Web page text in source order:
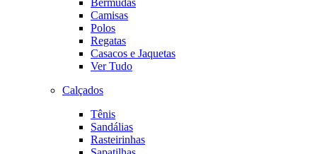
Bermudas
Camisas
Polos
Regatas
Casacos e Jaquetas
Ver Tudo
Calçados
Tênis
Sandálias
Rasteirinhas